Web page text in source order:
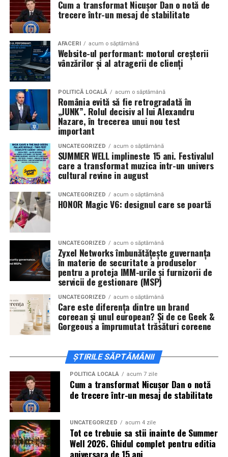
mea”de la Cinema City din City Park Constanța,de la
18:30, unde
regizorul Paul Decu și actrița Azaleea
Necula, originari din Constanța și împrejurimi, vor
prezenta filmul alături de colegii lor
Alexandra Răduță și Gabriel Vatavu.
Cinema City Shopping City Galați
12 februarie de la 18:30la întâlnirea cu actrițele
State și Azaleea Necula și regizorul Paul Decu.
Pe 13 februarie la ora 18:30, spectatorii dinIași
invitați la proiecția specială din
Mall, alături de regizorulPaul Decuși de
actoriiGabriel Vatavu, Sergiu Costache, Azaleea
Necula, Alexandra Răduță.
De „Ziua Îndrăgostiților”, pe14 februarie, în Cinema
City Iulius Mall Suceava, de la 18:30, spectatorii sunt
invitați la film alături de regizorul
actoriiSergiu Costache, Vlad si Oana Gherman,
Alexandra Răduță.
Cineplexx Băneasa Shopping City
Bucureștigăzduiește o proiecție specială în prezența
întregii echipe pe15 februarie, de la 17:30.
ÎnCraiova , regizorul Paul Decuși actorii Sergiu
Costache, Azaleea Necula și Oana Gherman vor
Mall pe 16 februarie de la ora 18:00.
ActoriiVlad Gherman, Oana Gherman și Ioana
Ginghinăvin la întâlnirea cu publicul dinCinema City
Vivo! Pitești pe 17 februarie, de la 18:30și vor
participa la o discuție după proiecție, alături de
regizorulPaul Decu.
Caravana„În pielea mea” ajunge laCinema City
Cum a transformat Nicușor Dan o notă de
trecere într-un mesaj de stabilitate
AFACERI acum o săptămână
Website-ul performant: motorul creșterii
vânzărilor și al atragerii de clienți
POLITICĂ LOCALĂ acum o săptămână
România evită să fie retrogradată în
„JUNK”. Rolul decisiv al lui Alexandru
Nazare, în trecerea unui nou test
important
UNCATEGORIZED acum o săptămână
SUMMER WELL implineste 15 ani. Festivalul
care a transformat muzica intr-un univers
cultural revine in august
UNCATEGORIZED acum o săptămână
HONOR Magic V6: designul care se poartă
UNCATEGORIZED acum o săptămână
Zyxel Networks îmbunătățește guvernanța
în materie de securitate a produselor
pentru a proteja IMM-urile și furnizorii de
servicii de gestionare (MSP)
UNCATEGORIZED acum o săptămână
Care este diferența dintre un brand
coreean și unul european? Și de ce Geek &
Gorgeous a împrumutat trăsături coreene
ȘTIRILE SĂPTĂMÂNII
POLITICĂ LOCALĂ acum 7 zile
Cum a transformat Nicușor Dan o notă
de trecere într-un mesaj de stabilitate
UNCATEGORIZED acum 4 zile
Tot ce trebuie sa stii inainte de Summer
Well 2026. Ghidul complet pentru editia
aniversara de 15 ani